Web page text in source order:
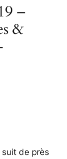
–
&
suit de près